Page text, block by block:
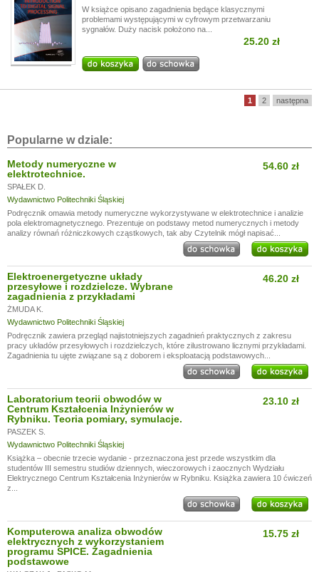
W książce opisano zagadnienia będące klasycznymi
problemami występującymi w cyfrowym przetwarzaniu
sygnałów. Duży nacisk położono na...
25.20 zł
1 2 następna
Popularne w dziale:
Metody numeryczne w
elektrotechnice.
SPAŁEK D.
Wydawnictwo Politechniki Śląskiej
54.60 zł
Podręcznik omawia metody numeryczne wykorzystywane w elektrotechnice i analizie
pola elektromagnetycznego. Prezentuje on podstawy metod numerycznych i metody
analizy równań różniczkowych cząstkowych, tak aby Czytelnik mógł napisać...
Elektroenergetyczne układy
przesyłowe i rozdzielcze. Wybrane
zagadnienia z przykładami
ŻMUDA K.
Wydawnictwo Politechniki Śląskiej
46.20 zł
Podręcznik zawiera przegląd najistotniejszych zagadnień praktycznych z zakresu
pracy układów przesyłowych i rozdzielczych, które zilustrowano licznymi przykładami.
Zagadnienia tu ujęte związane są z doborem i eksploatacją podstawowych...
Laboratorium teorii obwodów w
Centrum Kształcenia Inżynierów w
Rybniku. Teoria pomiary, symulacje.
PASZEK S.
Wydawnictwo Politechniki Śląskiej
23.10 zł
Książka – obecnie trzecie wydanie - przeznaczona jest przede wszystkim dla
studentów III semestru studiów dziennych, wieczorowych i zaocznych Wydziału
Elektrycznego Centrum Kształcenia Inżynierów w Rybniku. Książka zawiera 10 ćwiczeń
z...
Komputerowa analiza obwodów
elektrycznych z wykorzystaniem
programu SPICE. Zagadnienia
podstawowe
15.75 zł